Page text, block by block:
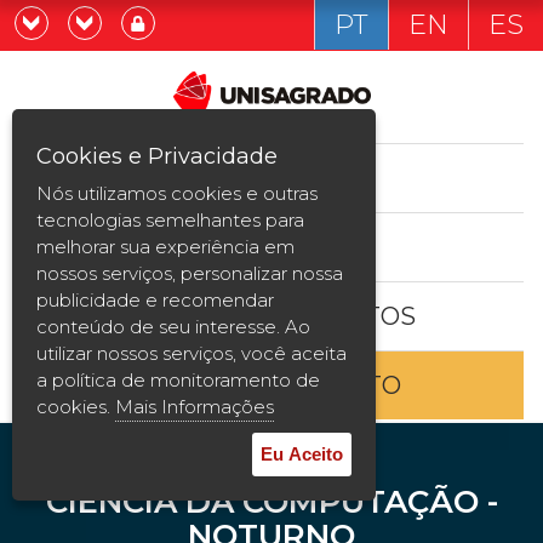
Graduação
Pós-graduação e MBA
Curta Duração
Vestibular
2ª Graduação
Transferência
Reingresso
Já sou estudande
Quero ser estudante
PT EN ES
ESTUDE AQUI
BOLSAS E DESCONTOS
ENTRE EM CONTATO
CIÊNCIA DA COMPUTAÇÃO -
Cookies e Privacidade
Nós utilizamos cookies e outras
tecnologias semelhantes para
melhorar sua experiência em
nossos serviços, personalizar nossa
publicidade e recomendar
conteúdo de seu interesse. Ao
utilizar nossos serviços, você aceita
a política de monitoramento de
cookies. Mais Informações
Eu Aceito